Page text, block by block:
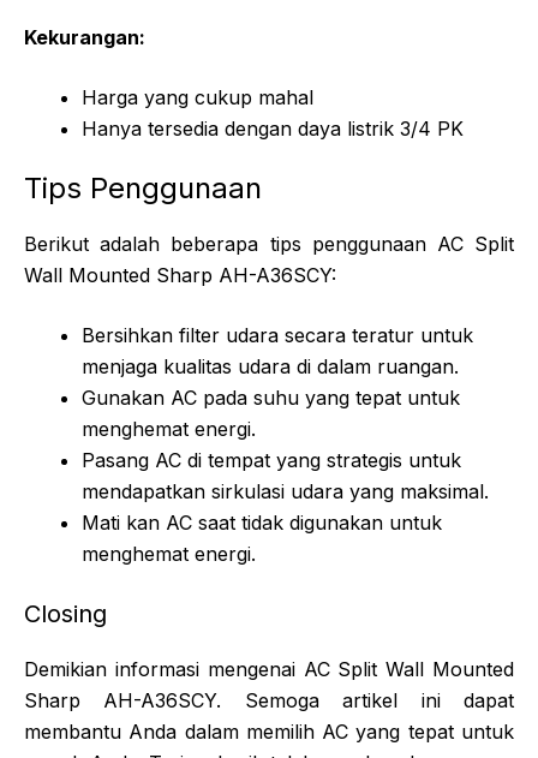
Kekurangan:
Harga yang cukup mahal
Hanya tersedia dengan daya listrik 3/4 PK
Tips Penggunaan
Berikut adalah beberapa tips penggunaan AC Split
Wall Mounted Sharp AH-A36SCY:
Bersihkan filter udara secara teratur untuk
menjaga kualitas udara di dalam ruangan.
Gunakan AC pada suhu yang tepat untuk
menghemat energi.
Pasang AC di tempat yang strategis untuk
mendapatkan sirkulasi udara yang maksimal.
Mati kan AC saat tidak digunakan untuk
menghemat energi.
Closing
Demikian informasi mengenai AC Split Wall Mounted
Sharp AH-A36SCY. Semoga artikel ini dapat
membantu Anda dalam memilih AC yang tepat untuk